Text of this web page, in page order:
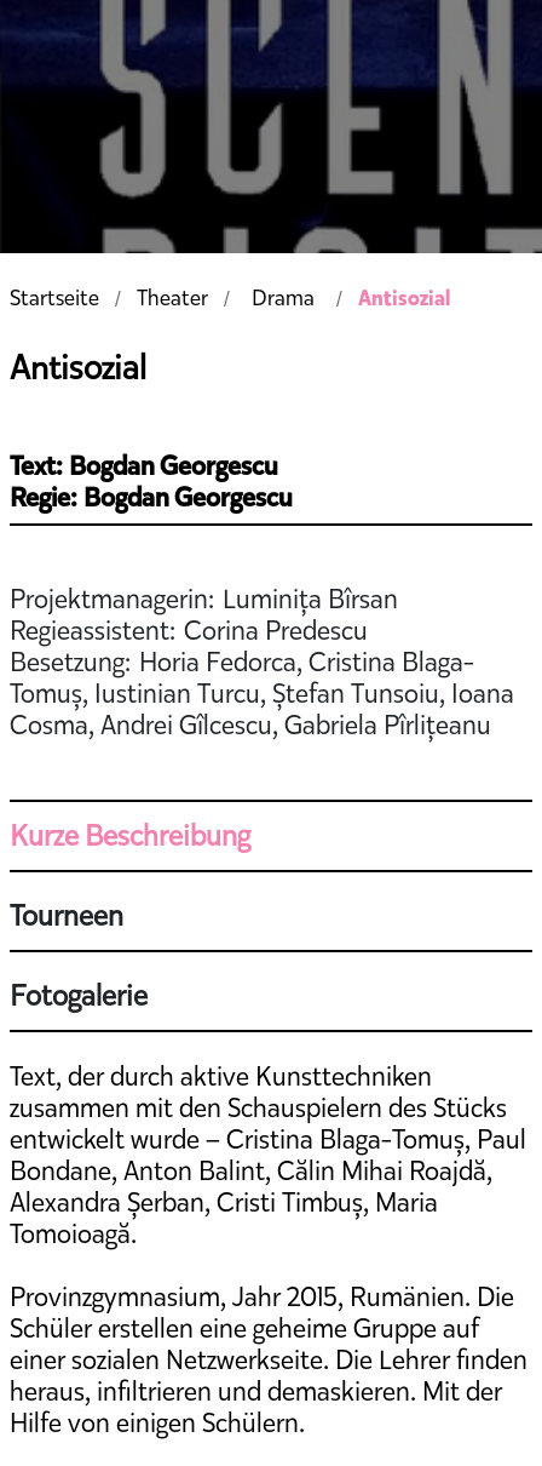
Startseite Theater Drama Antisozial
Antisozial
Text: Bogdan Georgescu
Regie: Bogdan Georgescu
Projektmanagerin: Luminița Bîrsan
Regieassistent: Corina Predescu
Besetzung: Horia Fedorca, Cristina Blaga-
Tomuș, Iustinian Turcu, Ștefan Tunsoiu, Ioana
Cosma, Andrei Gîlcescu, Gabriela Pîrlițeanu
Kurze Beschreibung
Tourneen
Fotogalerie
Text, der durch aktive Kunsttechniken
zusammen mit den Schauspielern des Stücks
entwickelt wurde – Cristina Blaga-Tomuș, Paul
Bondane, Anton Balint, Călin Mihai Roajdă,
Alexandra Șerban, Cristi Timbuș, Maria
Tomoioagă.
Provinzgymnasium, Jahr 2015, Rumänien. Die
Schüler erstellen eine geheime Gruppe auf
einer sozialen Netzwerkseite. Die Lehrer finden
heraus, infiltrieren und demaskieren. Mit der
Hilfe von einigen Schülern.